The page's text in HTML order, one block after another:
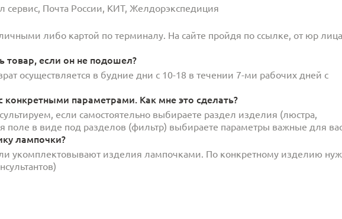
Почта России, КИТ, Желдорэкспедиция
либо картой по терминалу. На сайте пройдя по ссылке, от юр
товар, если он не подошел?
осуществляется в будние дни с 10-18 в течении 7-ми рабочих дней с
конкретными параметрами. Как мне это сделать?
если самостоятельно выбираете раздел изделия (люстра,
поле в виде под разделов (фильтр) выбираете параметры важные для
лампочки?
укомплектовывают изделия лампочками. По конкретному изделию